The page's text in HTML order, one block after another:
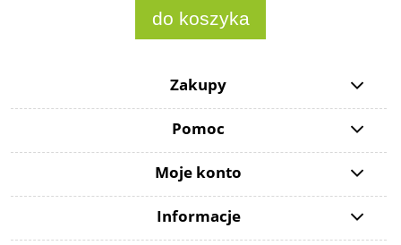
do koszyka
Zakupy
Pomoc
Moje konto
Informacje